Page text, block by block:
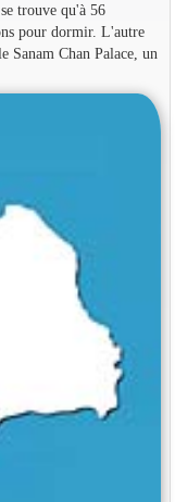
trouve qu'à 56
pour dormir. L'autre
Sanam Chan Palace, un